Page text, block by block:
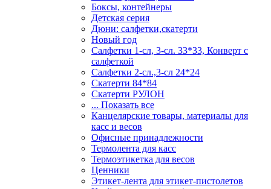
Боксы, контейнеры
Детская серия
Дюни: салфетки,скатерти
Новый год
Салфетки 1-сл, 3-сл. 33*33, Конверт с
салфеткой
Салфетки 2-сл.,3-сл 24*24
Скатерти 84*84
Скатерти РУЛОН
... Показать все
Канцелярские товары, материалы для
касс и весов
Офисные принадлежности
Термолента для касс
Термоэтикетка для весов
Ценники
Этикет-лента для этикет-пистолетов